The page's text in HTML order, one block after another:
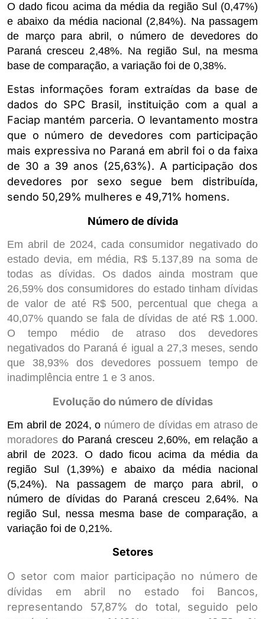
O dado ficou acima da média da região Sul (0,47%)
e abaixo da média nacional (2,84%). Na passagem
de março para abril, o número de devedores do
Paraná cresceu 2,48%. Na região Sul, na mesma
base de comparação, a variação foi de 0,38%.
Estas informações foram extraídas da base de
dados do SPC Brasil, instituição com a qual a
Faciap mantém parceria. O levantamento mostra
que o número de devedores com participação
mais expressiva no Paraná em abril foi o da faixa
de 30 a 39 anos (25,63%). A participação dos
devedores por sexo segue bem distribuída,
sendo 50,29% mulheres e 49,71% homens.
Número de dívida
Em abril de 2024, cada consumidor negativado do
estado devia, em média, R$ 5.137,89 na soma de
todas as dívidas. Os dados ainda mostram que
26,59% dos consumidores do estado tinham dívidas
de valor de até R$ 500, percentual que chega a
40,07% quando se fala de dívidas de até R$ 1.000.
O tempo médio de atraso dos devedores
negativados do Paraná é igual a 27,3 meses, sendo
que 38,93% dos devedores possuem tempo de
inadimplência entre 1 e 3 anos.
Evolução do número de dívidas
Em abril de 2024, o número de dívidas em atraso de
moradores do Paraná cresceu 2,60%, em relação a
abril de 2023. O dado ficou acima da média da
região Sul (1,39%) e abaixo da média nacional
(5,24%). Na passagem de março para abril, o
número de dívidas do Paraná cresceu 2,64%. Na
região Sul, nessa mesma base de comparação, a
variação foi de 0,21%.
Setores
O setor com maior participação no número de
dívidas em abril no estado foi Bancos,
representando 57,87% do total, seguido pelo